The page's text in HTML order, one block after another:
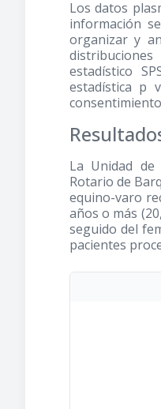
Los datos
información
organizar y
estadístico
estadística p
La Unidad de
Rotario de
equino-varo
años o más
seguido del
pacientes